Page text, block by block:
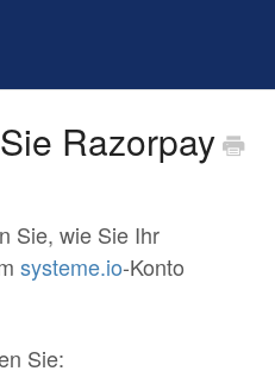
Razorpay
Sie, wie Sie Ihr
systeme.io-Konto
Sie: